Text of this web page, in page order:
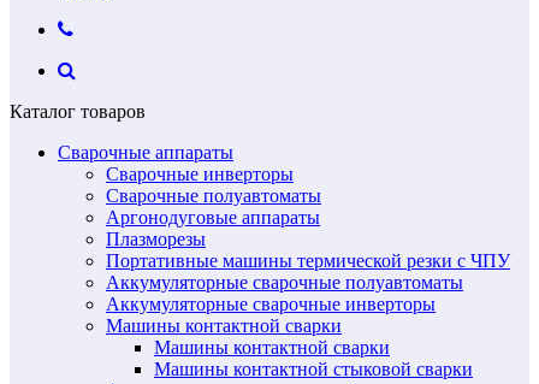
Каталог товаров
Сварочные аппараты
Сварочные инверторы
Сварочные полуавтоматы
Аргонодуговые аппараты
Плазморезы
Портативные машины термической резки с ЧПУ
Аккумуляторные сварочные полуавтоматы
Аккумуляторные сварочные инверторы
Машины контактной сварки
Машины контактной сварки
Машины контактной стыковой сварки